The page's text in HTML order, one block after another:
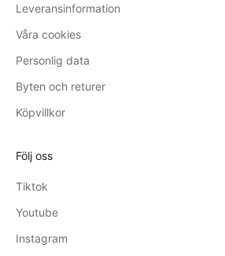
Leveransinformation
Våra cookies
Personlig data
Byten och returer
Köpvillkor
Följ oss
Tiktok
Youtube
Instagram